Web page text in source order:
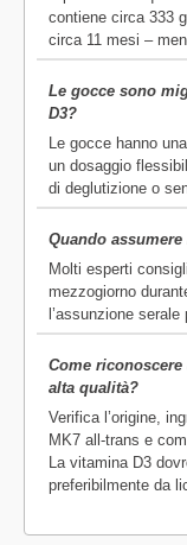
contiene circa 333
circa 11 mesi –
Le gocce sono
D3?
Le gocce hanno
un dosaggio
di deglutizione o
Quando
Molti esperti
mezzogiorno
l’assunzione
Come
alta qualità?
Verifica l’origine,
MK7 all-trans e
La vitamina D3
preferibilmente da